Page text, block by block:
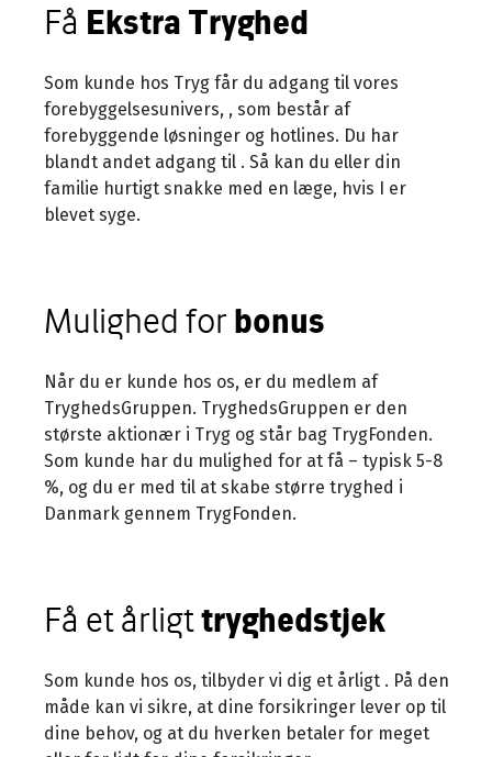
Få Ekstra Tryghed
Som kunde hos Tryg får du adgang til vores
forebyggelsesunivers, , som består af
forebyggende løsninger og hotlines. Du har
blandt andet adgang til . Så kan du eller din
familie hurtigt snakke med en læge, hvis I er
blevet syge.
Mulighed for bonus
Når du er kunde hos os, er du medlem af
TryghedsGruppen. TryghedsGruppen er den
største aktionær i Tryg og står bag TrygFonden.
Som kunde har du mulighed for at få – typisk 5-8
%, og du er med til at skabe større tryghed i
Danmark gennem TrygFonden.
Få et årligttryghedstjek
Som kunde hos os, tilbyder vi dig et årligt . På den
måde kan vi sikre, at dine forsikringer lever op til
dine behov, og at du hverken betaler for meget